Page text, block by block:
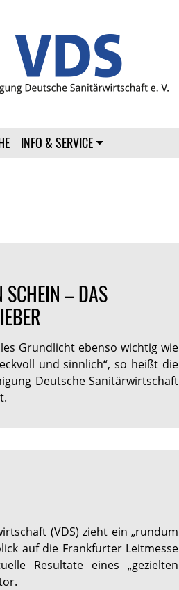
INFO & SERVICE
SCHEIN – DAS
Grundlicht ebenso wichtig wie
und sinnlich“, so heißt die
Deutsche Sanitärwirtschaft
(VDS) zieht ein „rundum
auf die Frankfurter Leitmesse
Resultate eines „gezielten